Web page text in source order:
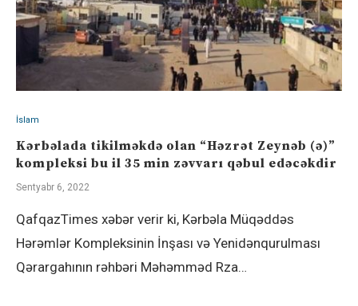
İslam
Kərbəlada tikilməkdə olan “Həzrət Zeynəb (ə)”
kompleksi bu il 35 min zəvvarı qəbul edəcəkdir
Sentyabr 6, 2022
QafqazTimes xəbər verir ki, Kərbəla Müqəddəs
Hərəmlər Kompleksinin İnşası və Yenidənqurulması
Qərargahının rəhbəri Məhəmməd Rza…